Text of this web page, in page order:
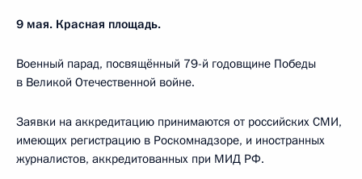
9 мая. Красная площадь.
Военный парад, посвящённый 79-й годовщине Победы
в Великой Отечественной войне.
Заявки на аккредитацию принимаются от российских СМИ,
имеющих регистрацию в Роскомнадзоре, и иностранных
журналистов, аккредитованных при МИД РФ.